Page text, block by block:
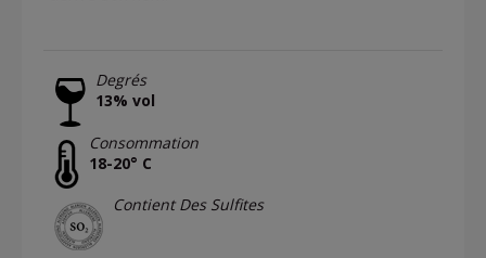
Degrés
13% vol
Consommation
18-20° C
Contient Des Sulfites